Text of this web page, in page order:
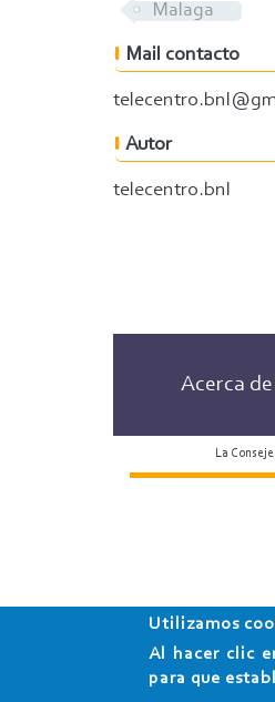
Malaga
Mail contacto
Autor
telecentro.bnl
Acerca
La
Utilizamos
Al hacer clic
para que